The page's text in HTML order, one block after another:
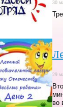
30
29
во